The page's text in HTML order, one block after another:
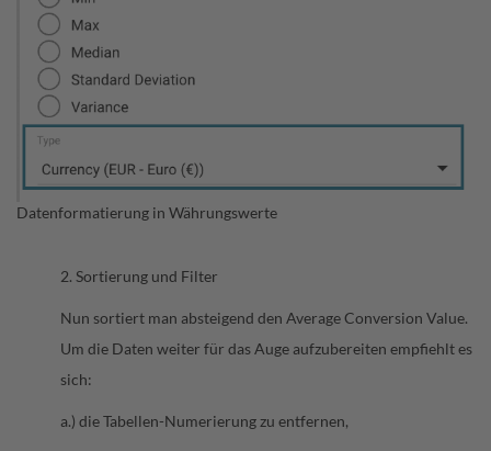
Datenformatierung in Währungswerte
2. Sortierung und Filter
Nun sortiert man absteigend den Average Conversion Value.
Um die Daten weiter für das Auge aufzubereiten empfiehlt es
sich:
a.) die Tabellen-Numerierung zu entfernen,